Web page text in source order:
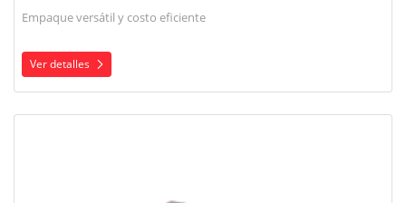
Empaque versátil y costo eficiente
Ver detalles